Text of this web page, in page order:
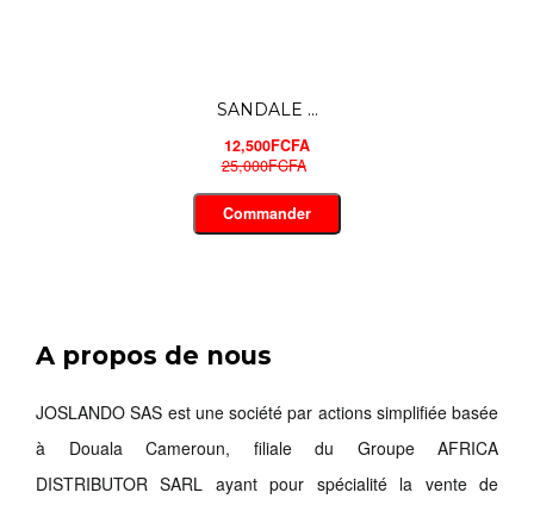
JORDAN S...
16,500FCFA
30,000FCFA
Commander
A propos de nous
JOSLANDO SAS est une société par actions simplifiée basée
à Douala Cameroun, filiale du Groupe AFRICA
DISTRIBUTOR SARL ayant pour spécialité la vente de